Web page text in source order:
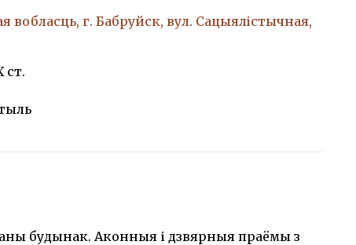
вобласць, г. Бабруйск, вул. Сацыялістычная,
ст.
будынак. Аконныя і дзвярныя праёмы з